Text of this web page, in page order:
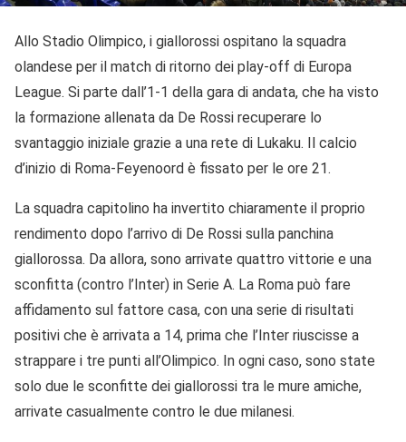
Allo Stadio Olimpico, i giallorossi ospitano la squadra
olandese per il match di ritorno dei play-off di Europa
League. Si parte dall’1-1 della gara di andata, che ha visto
la formazione allenata da De Rossi recuperare lo
svantaggio iniziale grazie a una rete di Lukaku. Il calcio
d’inizio di Roma-Feyenoord è fissato per le ore 21.
La squadra capitolino ha invertito chiaramente il proprio
rendimento dopo l’arrivo di De Rossi sulla panchina
giallorossa. Da allora, sono arrivate quattro vittorie e una
sconfitta (contro l’Inter) in Serie A. La Roma può fare
affidamento sul fattore casa, con una serie di risultati
positivi che è arrivata a 14, prima che l’Inter riuscisse a
strappare i tre punti all’Olimpico. In ogni caso, sono state
solo due le sconfitte dei giallorossi tra le mure amiche,
arrivate casualmente contro le due milanesi.